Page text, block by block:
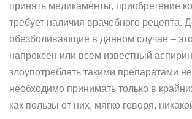
принять медикаменты, приобретение
требует наличия врачебного рецепта.
обезболивающие в данном случае –
напроксен или всем известный
злоупотреблять такими препаратами
необходимо принимать только в
как пользы от них, мягко говоря,